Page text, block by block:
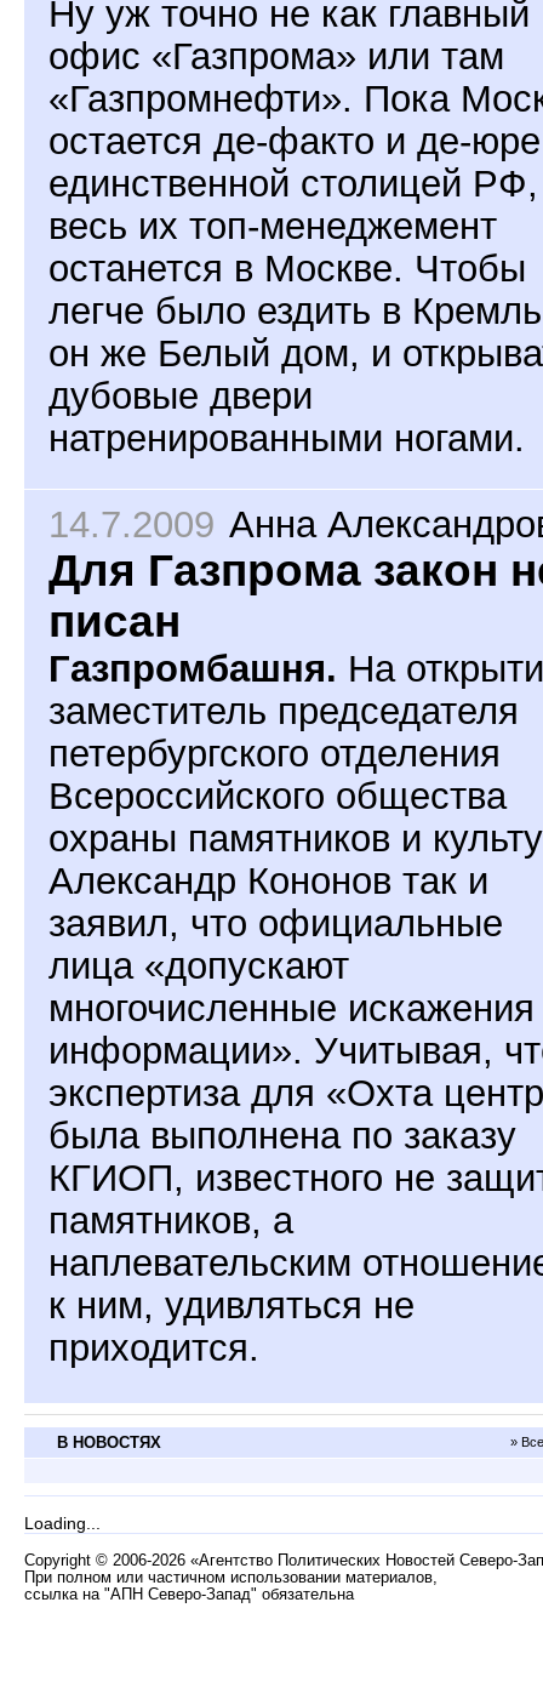
Ну уж точно не как главный
офис «Газпрома» или там
«Газпромнефти». Пока
остается де-факто и де-юре
единственной столицей РФ,
весь их топ-менеджемент
останется в Москве. Чтобы
легче было ездить в
он же Белый дом, и
дубовые двери
натренированными ногами.
14.7.2009 Анна
Для Газпрома закон
писан
Газпромбашня. На
заместитель председателя
петербургского отделения
Всероссийского общества
охраны памятников и
Александр Кононов так и
заявил, что официальные
лица «допускают
многочисленные искажения
информации». Учитывая,
экспертиза для «Охта
была выполнена по заказу
КГИОП, известного не
памятников, а
наплевательским
к ним, удивляться не
приходится.
В НОВОСТЯХ »
Loading...
Copyright © 2006-2026 «Агентство Политических Новостей Северо-
При полном или частичном использовании материалов,
ссылка на "АПН Северо-Запад" обязательна